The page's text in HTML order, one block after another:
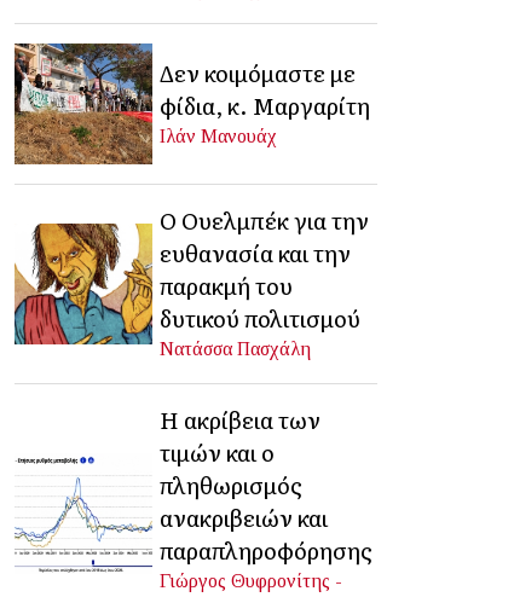
Δεν κοιμόμαστε με
φίδια, κ. Μαργαρίτη
Ιλάν Μανουάχ
Ο Ουελμπέκ για την
ευθανασία και την
παρακμή του
δυτικού πολιτισμού
Νατάσσα Πασχάλη
Η ακρίβεια των
τιμών και ο
πληθωρισμός
ανακριβειών και
παραπληροφόρησης
Γιώργος Θυφρονίτης -